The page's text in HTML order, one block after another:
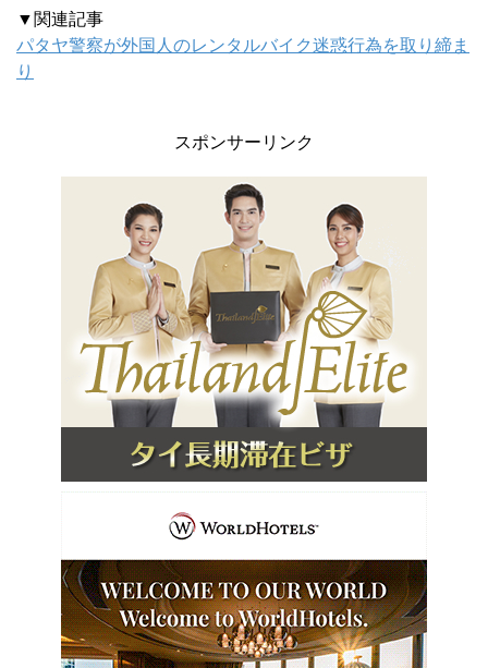
▼関連記事
パタヤ警察が外国人のレンタルバイク迷惑行為を取り締ま
り
スポンサーリンク